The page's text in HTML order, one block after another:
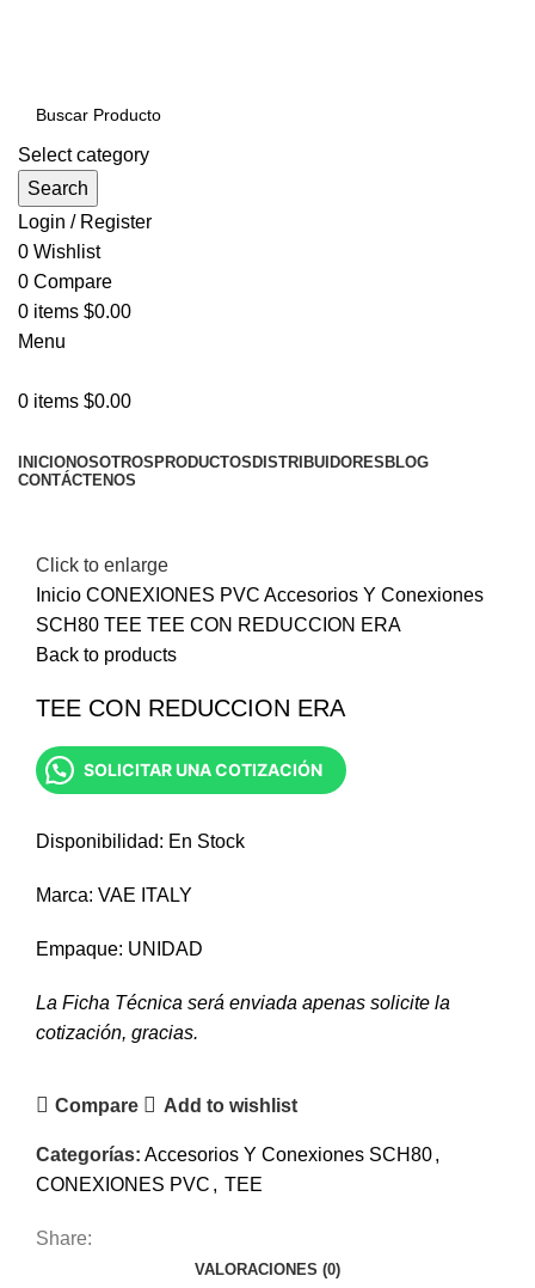
Select category
Search
Login / Register
0 Wishlist
0 Compare
0 items $0.00
Menu
0 items $0.00
INICIONOSOTROS PRODUCTOS DISTRIBUIDORES BLOG
CONTÁCTENOS
Click to enlarge
Inicio CONEXIONES PVC Accesorios Y Conexiones
SCH80 TEE TEE CON REDUCCION ERA
Back to products
TEE CON REDUCCION ERA
SOLICITAR UNA COTIZACIÓN
Disponibilidad: En Stock
Marca: VAE ITALY
Empaque: UNIDAD
La Ficha Técnica será enviada apenas solicite la
cotización, gracias.
Compare Add to wishlist
Categorías: Accesorios Y Conexiones SCH80,
CONEXIONES PVC , TEE
Share:
VALORACIONES (0)